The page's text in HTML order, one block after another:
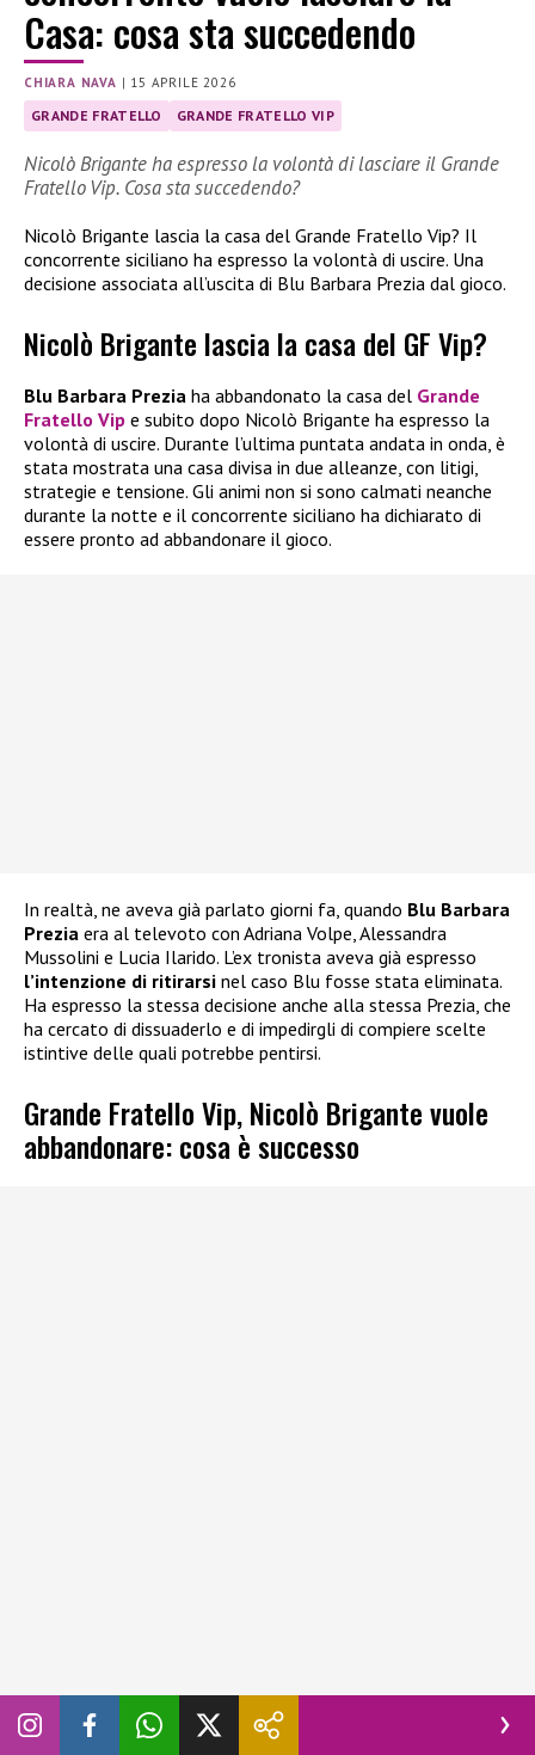
Casa: cosa sta succedendo
CHIARA NAVA | 15 APRILE 2026
GRANDE FRATELLO GRANDE FRATELLO VIP
Nicolò Brigante ha espresso la volontà di lasciare il Grande
Fratello Vip. Cosa sta succedendo?
Nicolò Brigante lascia la casa del Grande Fratello Vip? Il
concorrente siciliano ha espresso la volontà di uscire. Una
decisione associata all’uscita di Blu Barbara Prezia dal gioco.
Nicolò Brigante lascia la casa del GF Vip?
Blu Barbara Prezia ha abbandonato la casa del Grande
Fratello Vip e subito dopo Nicolò Brigante ha espresso la
volontà di uscire. Durante l’ultima puntata andata in onda, è
stata mostrata una casa divisa in due alleanze, con litigi,
strategie e tensione. Gli animi non si sono calmati neanche
durante la notte e il concorrente siciliano ha dichiarato di
essere pronto ad abbandonare il gioco.
In realtà, ne aveva già parlato giorni fa, quando Blu Barbara
Prezia era al televoto con Adriana Volpe, Alessandra
Mussolini e Lucia Ilarido. L’ex tronista aveva già espresso
l’intenzione di ritirarsi nel caso Blu fosse stata eliminata.
Ha espresso la stessa decisione anche alla stessa Prezia, che
ha cercato di dissuaderlo e di impedirgli di compiere scelte
istintive delle quali potrebbe pentirsi.
Grande Fratello Vip, Nicolò Brigante vuole
abbandonare: cosa è successo